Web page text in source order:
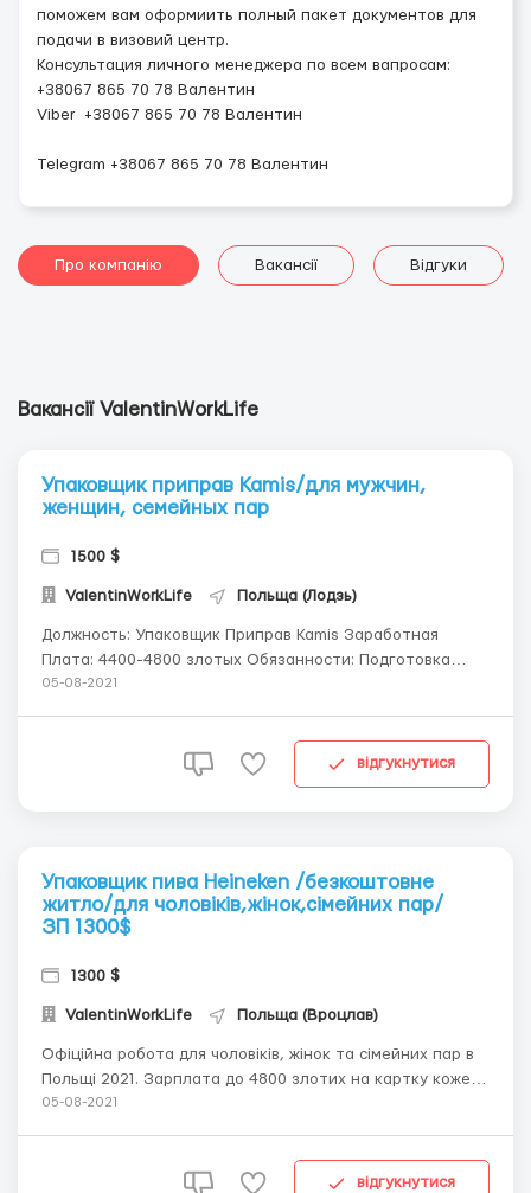
поможем вам оформиить полный пакет документов для
подачи в визовий центр.
Консультация личного менеджера по всем вапросам:
+38067 865 70 78 Валентин
Viber +38067 865 70 78 Валентин
Telegram +38067 865 70 78 Валентин
Про компанію Вакансії Відгуки
Вакансії ValentinWorkLife
Упаковщик приправ Kamis/для мужчин,
женщин, семейных пар
1500 $
ValentinWorkLife Польща (Лодзь)
Должность: Упаковщик Приправ Kamis Заработная
Плата: 4400-4800 злотых Обязанности: Подготовка
продукции к упаковке / Упаковка товаров / Клеение
для получения рабочей в...
05-08-2021
відгукнутися
Упаковщик пива Heineken /безкоштовне
житло/для чоловіків,жінок,сімейних пар/
ЗП 1300$
1300 $
ValentinWorkLife Польща (Вроцлав)
Офіційна робота для чоловіків, жінок та сімейних пар в
Польщі 2021. Зарплата до 4800 злотих на картку кожен
місяць 15 числа без затримок. Потрібен: Упковщик,
Обов’язки: -Складання продукц...
05-08-2021
відгукнутися